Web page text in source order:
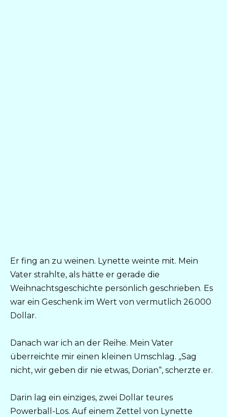
Er fing an zu weinen. Lynette weinte mit. Mein
Vater strahlte, als hätte er gerade die
Weihnachtsgeschichte persönlich geschrieben. Es
war ein Geschenk im Wert von vermutlich 26.000
Dollar.
Danach war ich an der Reihe. Mein Vater
überreichte mir einen kleinen Umschlag. „Sag
nicht, wir geben dir nie etwas, Dorian“, scherzte er.
Darin lag ein einziges, zwei Dollar teures
Powerball-Los. Auf einem Zettel von Lynette